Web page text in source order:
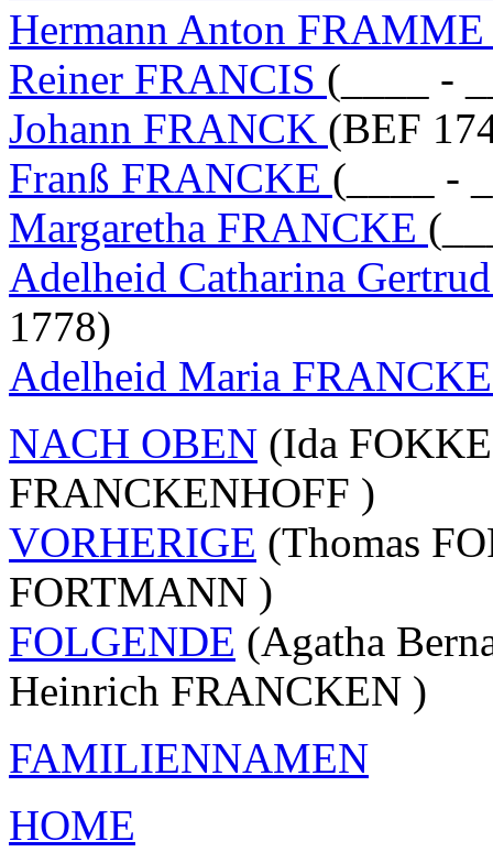
Hermann Anton
Reiner FRANCIS (____ -
Johann FRANCK (BEF
Franß FRANCKE (____ -
Margaretha FRANCKE
Adelheid Catharina
1778)
Adelheid Maria
NACH OBEN (Ida
FRANCKENHOFF )
VORHERIGE (Thomas
FORTMANN )
FOLGENDE (Agatha
Heinrich FRANCKEN )
FAMILIENNAMEN
HOME